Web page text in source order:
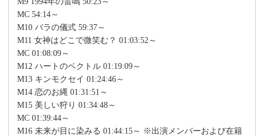
MC 54:14～
M10 バラの儀式 59:37～
M11 女神はどこで微笑む？ 01:03:52～
MC 01:08:09～
M12 ハートのベクトル 01:19:09～
M13 キンモクセイ 01:24:46～
M14 恋のお縄 01:31:51～
M15 美しい狩り 01:34:48～
MC 01:39:44～
M16 未来が目に染みる 01:44:15～ ※出演メンバーおよび在籍